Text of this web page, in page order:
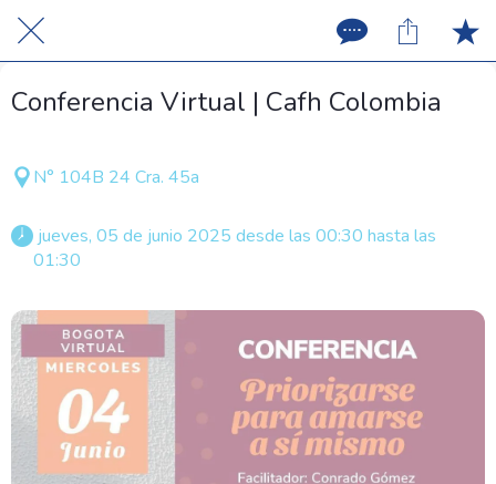
Conferencia Virtual | Cafh Colombia
N° 104B 24 Cra. 45a
01:30